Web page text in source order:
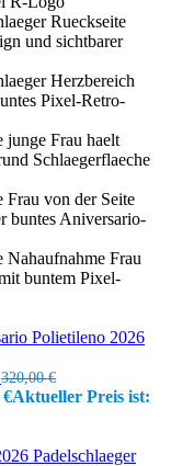
320,00€
€Aktueller Preis ist: